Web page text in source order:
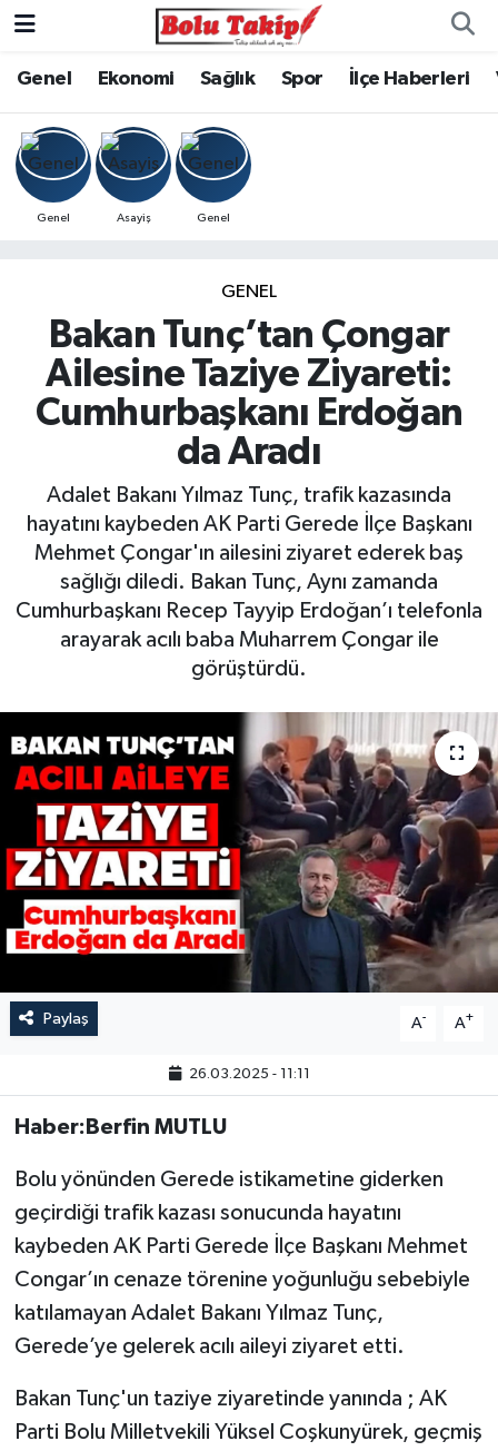
Genel Ekonomi Sağlık Spor İlçe Haberleri
Genel Asayiş Genel
GENEL
Bakan Tunç’tan Çongar
Ailesine Taziye Ziyareti:
Cumhurbaşkanı Erdoğan
da Aradı
Adalet Bakanı Yılmaz Tunç, trafik kazasında
hayatını kaybeden AK Parti Gerede İlçe Başkanı
Mehmet Çongar'ın ailesini ziyaret ederek baş
sağlığı diledi. Bakan Tunç, Aynı zamanda
Cumhurbaşkanı Recep Tayyip Erdoğan’ı telefonla
arayarak acılı baba Muharrem Çongar ile
görüştürdü.
Paylaş A- A+
26.03.2025 - 11:11
Haber:Berfin MUTLU
Bolu yönünden Gerede istikametine giderken
geçirdiği trafik kazası sonucunda hayatını
kaybeden AK Parti Gerede İlçe Başkanı Mehmet
Congar’ın cenaze törenine yoğunluğu sebebiyle
katılamayan Adalet Bakanı Yılmaz Tunç,
Gerede’ye gelerek acılı aileyi ziyaret etti.
Bakan Tunç'un taziye ziyaretinde yanında ; AK
Parti Bolu Milletvekili Yüksel Coşkunyürek, geçmiş